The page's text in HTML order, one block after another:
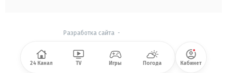
Разработка сайта -
24 Канал TV Игры Погода Кабинет